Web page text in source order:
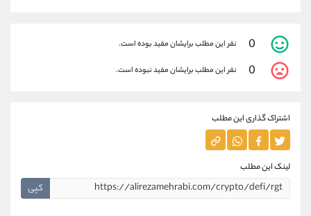
0 نفر این مطلب برایشان مفید بوده است.
0 نفر این مطلب برایشان مفید نبوده است.
اشتراک گذاری این مطلب
لینک این مطلب
کپی